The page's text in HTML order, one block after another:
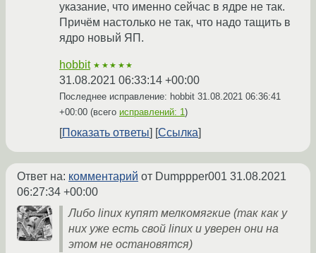
указание, что именно сейчас в ядре не так.
Причём настолько не так, что надо тащить в
ядро новый ЯП.
hobbit ★★★★★
31.08.2021 06:33:14 +00:00
Последнее исправление: hobbit 31.08.2021 06:36:41
+00:00 (всего исправлений: 1)
Показать ответы Ссылка
Ответ на: комментарий от Dumppper001 31.08.2021
06:27:34 +00:00
Либо linux купят мелкомягкие (так как у
них уже есть свой linux и уверен они на
этом не остановятся)